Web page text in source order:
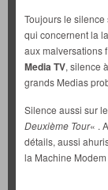
Toujours le
qui concernent la
aux malversations
Media TV, silence
grands Medias
Silence aussi sur
Deuxième Tour« .
détails, aussi
la Machine Modem